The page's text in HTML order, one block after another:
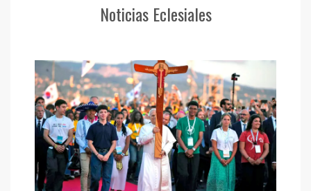
Noticias Eclesiales